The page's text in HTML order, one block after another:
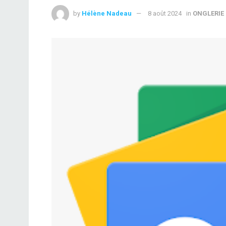
by Hélène Nadeau 8 août 2024 in ONGLERIE